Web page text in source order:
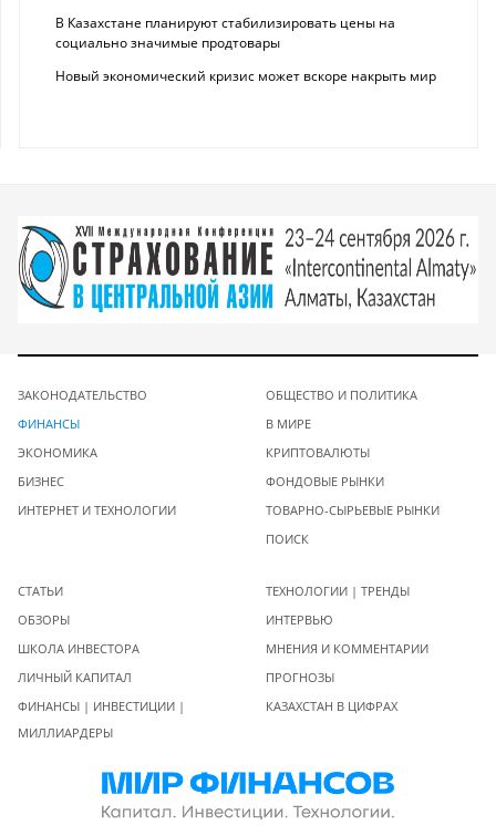
В Казахстане планируют стабилизировать цены на
социально значимые продтовары
Новый экономический кризис может вскоре накрыть мир
ЗАКОНОДАТЕЛЬСТВО
ФИНАНСЫ
ЭКОНОМИКА
БИЗНЕС
ИНТЕРНЕТ И ТЕХНОЛОГИИ
ОБЩЕСТВО И ПОЛИТИКА
В МИРЕ
КРИПТОВАЛЮТЫ
ФОНДОВЫЕ РЫНКИ
ТОВАРНО-СЫРЬЕВЫЕ РЫНКИ
ПОИСК
СТАТЬИ
ОБЗОРЫ
ШКОЛА ИНВЕСТОРА
ЛИЧНЫЙ КАПИТАЛ
ФИНАНСЫ | ИНВЕСТИЦИИ |
МИЛЛИАРДЕРЫ
ТЕХНОЛОГИИ | ТРЕНДЫ
ИНТЕРВЬЮ
МНЕНИЯ И КОММЕНТАРИИ
ПРОГНОЗЫ
КАЗАХСТАН В ЦИФРАХ